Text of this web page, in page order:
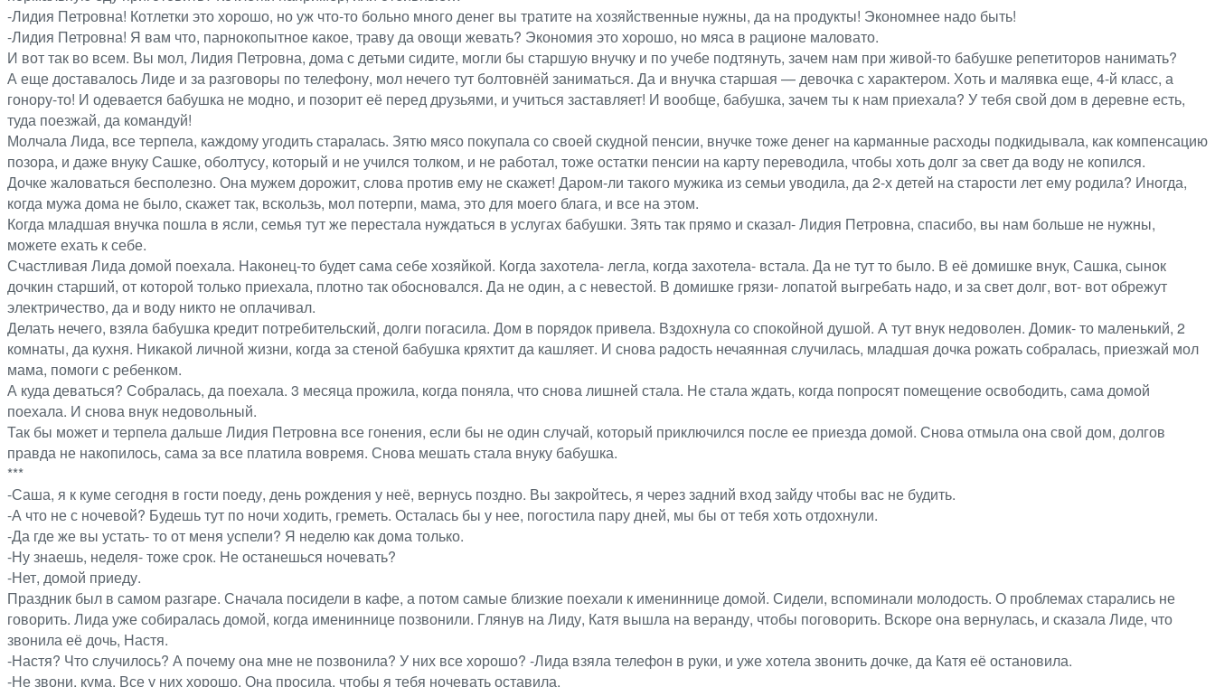
-Лидия Петровна! Котлетки это хорошо, но уж что-то больно много денег вы тратите на хозяйственные нужны, да на продукты! Экономнее надо быть!
-Лидия Петровна! Я вам что, парнокопытное какое, траву да овощи жевать? Экономия это хорошо, но мяса в рационе маловато.
И вот так во всем. Вы мол, Лидия Петровна, дома с детьми сидите, могли бы старшую внучку и по учебе подтянуть, зачем нам при живой-то бабушке репетиторов нанимать?
А еще доставалось Лиде и за разговоры по телефону, мол нечего тут болтовнёй заниматься. Да и внучка старшая — девочка с характером. Хоть и малявка еще, 4-й класс, а
гонору-то! И одевается бабушка не модно, и позорит её перед друзьями, и учиться заставляет! И вообще, бабушка, зачем ты к нам приехала? У тебя свой дом в деревне есть,
туда поезжай, да командуй!
Молчала Лида, все терпела, каждому угодить старалась. Зятю мясо покупала со своей скудной пенсии, внучке тоже денег на карманные расходы подкидывала, как компенсацию
позора, и даже внуку Сашке, оболтусу, который и не учился толком, и не работал, тоже остатки пенсии на карту переводила, чтобы хоть долг за свет да воду не копился.
Дочке жаловаться бесполезно. Она мужем дорожит, слова против ему не скажет! Даром-ли такого мужика из семьи уводила, да 2-х детей на старости лет ему родила? Иногда,
когда мужа дома не было, скажет так, вскользь, мол потерпи, мама, это для моего блага, и все на этом.
Когда младшая внучка пошла в ясли, семья тут же перестала нуждаться в услугах бабушки. Зять так прямо и сказал- Лидия Петровна, спасибо, вы нам больше не нужны,
можете ехать к себе.
Счастливая Лида домой поехала. Наконец-то будет сама себе хозяйкой. Когда захотела- легла, когда захотела- встала. Да не тут то было. В её домишке внук, Сашка, сынок
дочкин старший, от которой только приехала, плотно так обосновался. Да не один, а с невестой. В домишке грязи- лопатой выгребать надо, и за свет долг, вот- вот обрежут
электричество, да и воду никто не оплачивал.
Делать нечего, взяла бабушка кредит потребительский, долги погасила. Дом в порядок привела. Вздохнула со спокойной душой. А тут внук недоволен. Домик- то маленький, 2
комнаты, да кухня. Никакой личной жизни, когда за стеной бабушка кряхтит да кашляет. И снова радость нечаянная случилась, младшая дочка рожать собралась, приезжай мол
мама, помоги с ребенком.
А куда деваться? Собралась, да поехала. 3 месяца прожила, когда поняла, что снова лишней стала. Не стала ждать, когда попросят помещение освободить, сама домой
поехала. И снова внук недовольный.
Так бы может и терпела дальше Лидия Петровна все гонения, если бы не один случай, который приключился после ее приезда домой. Снова отмыла она свой дом, долгов
правда не накопилось, сама за все платила вовремя. Снова мешать стала внуку бабушка.
***
-Саша, я к куме сегодня в гости поеду, день рождения у неё, вернусь поздно. Вы закройтесь, я через задний вход зайду чтобы вас не будить.
-А что не с ночевой? Будешь тут по ночи ходить, греметь. Осталась бы у нее, погостила пару дней, мы бы от тебя хоть отдохнули.
-Да где же вы устать- то от меня успели? Я неделю как дома только.
-Ну знаешь, неделя- тоже срок. Не останешься ночевать?
-Нет, домой приеду.
Праздник был в самом разгаре. Сначала посидели в кафе, а потом самые близкие поехали к имениннице домой. Сидели, вспоминали молодость. О проблемах старались не
говорить. Лида уже собиралась домой, когда имениннице позвонили. Глянув на Лиду, Катя вышла на веранду, чтобы поговорить. Вскоре она вернулась, и сказала Лиде, что
звонила её дочь, Настя.
-Настя? Что случилось? А почему она мне не позвонила? У них все хорошо? -Лида взяла телефон в руки, и уже хотела звонить дочке, да Катя её остановила.
-Не звони, кума. Все у них хорошо. Она просила, чтобы я тебя ночевать оставила.